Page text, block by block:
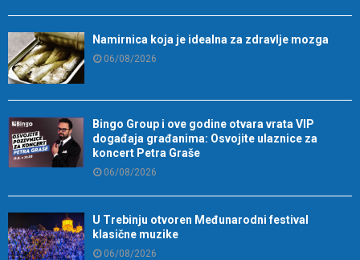
Namirnica koja je idealna za zdravlje mozga
06/08/2026
Bingo Group i ove godine otvara vrata VIP
događaja građanima: Osvojite ulaznice za
koncert Petra Graše
06/08/2026
U Trebinju otvoren Međunarodni festival
klasične muzike
06/08/2026